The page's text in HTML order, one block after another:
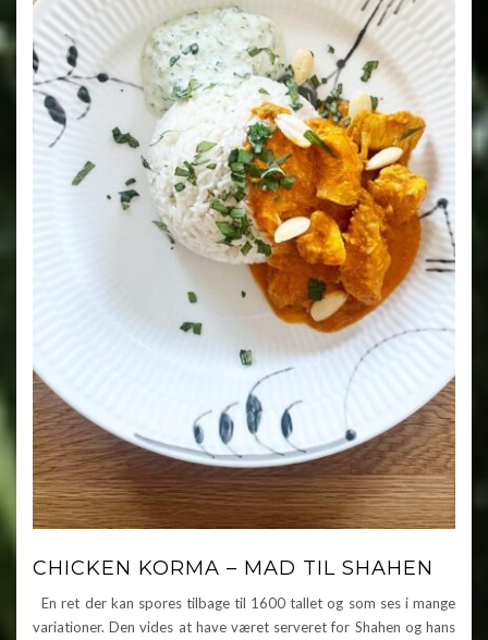
CHICKEN KORMA – MAD TIL SHAHEN
En ret der kan spores tilbage til 1600 tallet og som ses i mange
variationer. Den vides at have været serveret for Shahen og hans